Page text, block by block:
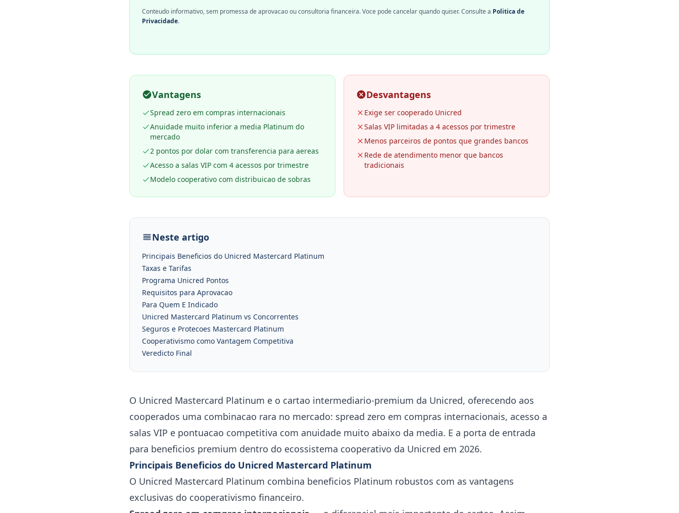
Conteudo informativo, sem promessa de aprovacao ou consultoria financeira. Voce pode cancelar quando quiser. Consulte a Politica de
Privacidade.
Vantagens
Spread zero em compras internacionais
Anuidade muito inferior a media Platinum do
mercado
2 pontos por dolar com transferencia para aereas
Acesso a salas VIP com 4 acessos por trimestre
Modelo cooperativo com distribuicao de sobras
Desvantagens
Exige ser cooperado Unicred
Salas VIP limitadas a 4 acessos por trimestre
Menos parceiros de pontos que grandes bancos
Rede de atendimento menor que bancos
tradicionais
Neste artigo
Principais Beneficios do Unicred Mastercard Platinum
Taxas e Tarifas
Programa Unicred Pontos
Requisitos para Aprovacao
Para Quem E Indicado
Unicred Mastercard Platinum vs Concorrentes
Seguros e Protecoes Mastercard Platinum
Cooperativismo como Vantagem Competitiva
Veredicto Final
O Unicred Mastercard Platinum e o cartao intermediario-premium da Unicred, oferecendo aos
cooperados uma combinacao rara no mercado: spread zero em compras internacionais, acesso a
salas VIP e pontuacao competitiva com anuidade muito abaixo da media. E a porta de entrada
para beneficios premium dentro do ecossistema cooperativo da Unicred em 2026.
Principais Beneficios do Unicred Mastercard Platinum
O Unicred Mastercard Platinum combina beneficios Platinum robustos com as vantagens
exclusivas do cooperativismo financeiro.